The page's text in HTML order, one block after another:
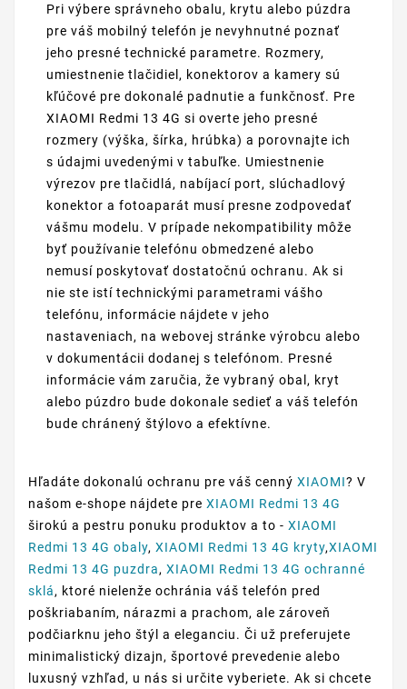
Pri výbere správneho obalu, krytu alebo púzdra
pre váš mobilný telefón je nevyhnutné poznať
jeho presné technické parametre. Rozmery,
umiestnenie tlačidiel, konektorov a kamery sú
kľúčové pre dokonalé padnutie a funkčnosť. Pre
XIAOMI Redmi 13 4G si overte jeho presné
rozmery (výška, šírka, hrúbka) a porovnajte ich
s údajmi uvedenými v tabuľke. Umiestnenie
výrezov pre tlačidlá, nabíjací port, slúchadlový
konektor a fotoaparát musí presne zodpovedať
vášmu modelu. V prípade nekompatibility môže
byť používanie telefónu obmedzené alebo
nemusí poskytovať dostatočnú ochranu. Ak si
nie ste istí technickými parametrami vášho
telefónu, informácie nájdete v jeho
nastaveniach, na webovej stránke výrobcu alebo
v dokumentácii dodanej s telefónom. Presné
informácie vám zaručia, že vybraný obal, kryt
alebo púzdro bude dokonale sedieť a váš telefón
bude chránený štýlovo a efektívne.
Hľadáte dokonalú ochranu pre váš cenný XIAOMI? V
našom e-shope nájdete pre XIAOMI Redmi 13 4G
širokú a pestru ponuku produktov a to - XIAOMI
Redmi 13 4G obaly, XIAOMI Redmi 13 4G kryty,XIAOMI
Redmi 13 4G puzdra, XIAOMI Redmi 13 4G ochranné
sklá, ktoré nielenže ochránia váš telefón pred
poškriabaním, nárazmi a prachom, ale zároveň
podčiarknu jeho štýl a eleganciu. Či už preferujete
minimalistický dizajn, športové prevedenie alebo
luxusný vzhľad, u nás si určite vyberiete. Ak si chcete